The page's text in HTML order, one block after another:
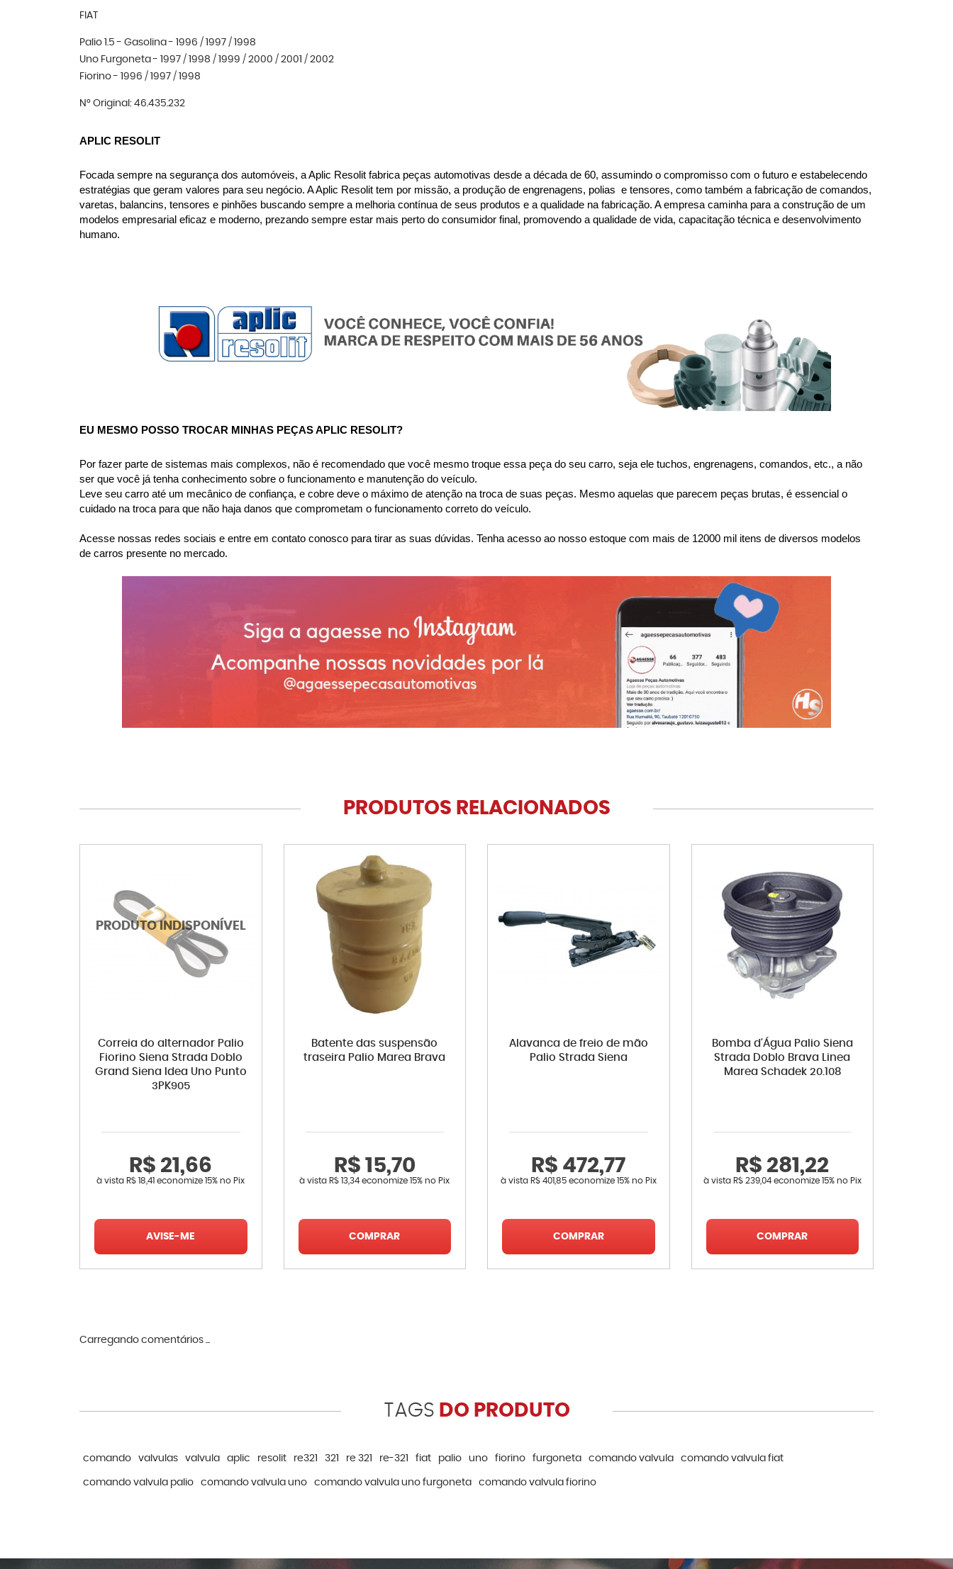
FIAT
Palio 1.5 - Gasolina - 1996 / 1997 / 1998
Uno Furgoneta - 1997 / 1998 / 1999 / 2000 / 2001 / 2002
Fiorino - 1996 / 1997 / 1998
N° Original: 46.435.232
APLIC RESOLIT
Focada sempre na segurança dos automóveis, a Aplic Resolit fabrica peças automotivas desde a década de 60, assumindo o compromisso com o futuro e estabelecendo
estratégias que geram valores para seu negócio. A Aplic Resolit tem por missão, a produção de engrenagens, polias  e tensores, como também a fabricação de comandos,
varetas, balancins, tensores e pinhões buscando sempre a melhoria contínua de seus produtos e a qualidade na fabricação. A empresa caminha para a construção de um
modelos empresarial eficaz e moderno, prezando sempre estar mais perto do consumidor final, promovendo a qualidade de vida, capacitação técnica e desenvolvimento
humano.
EU MESMO POSSO TROCAR MINHAS PEÇAS APLIC RESOLIT?
Por fazer parte de sistemas mais complexos, não é recomendado que você mesmo troque essa peça do seu carro, seja ele tuchos, engrenagens, comandos, etc., a não
ser que você já tenha conhecimento sobre o funcionamento e manutenção do veículo.
Leve seu carro até um mecânico de confiança, e cobre deve o máximo de atenção na troca de suas peças. Mesmo aquelas que parecem peças brutas, é essencial o
cuidado na troca para que não haja danos que comprometam o funcionamento correto do veículo.
Acesse nossas redes sociais e entre em contato conosco para tirar as suas dúvidas. Tenha acesso ao nosso estoque com mais de 12000 mil itens de diversos modelos
de carros presente no mercado.
PRODUTOS RELACIONADOS
Correia do alternador Palio
Fiorino Siena Strada Doblo
Grand Siena Idea Uno Punto
3PK905
R$ 21,66
à vista R$ 18,41 economize15% no Pix
AVISE-ME
Batente das suspensão
traseira Palio Marea Brava
R$ 15,70
à vista R$ 13,34economize15% no Pix
COMPRAR
Alavanca de freio de mão
Palio Strada Siena
R$ 472,77
à vista R$ 401,85economize 15% no Pix
COMPRAR
Bomba d'Água Palio Siena
Strada Doblo Brava Linea
Marea Schadek 20.108
R$ 281,22
à vista R$ 239,04economize 15% no Pix
COMPRAR
Carregando comentários ...
TAGS DO PRODUTO
comando valvulas valvula aplic resolit re321 321 re 321 re-321 fiat palio uno fiorino furgoneta comando valvula comando valvula fiat
comando valvula palio comando valvula uno comando valvula uno furgoneta comando valvula fiorino